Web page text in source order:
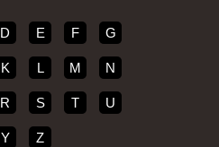
D E F G
K L M N
R S T U
Y Z